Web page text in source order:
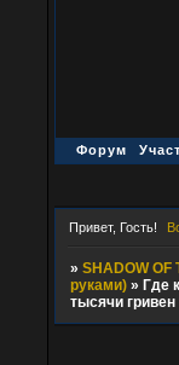
Форум
Привет, Гость!
» SHADOW OF
руками) » Где
тысячи гривен